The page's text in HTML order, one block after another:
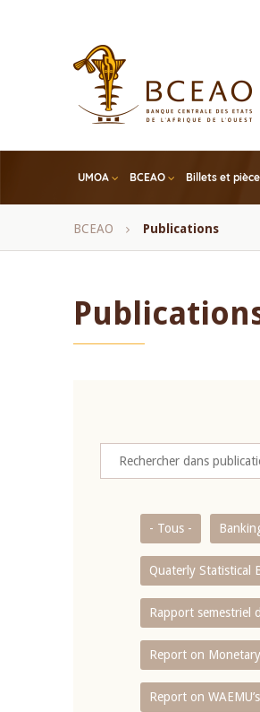
UMOA BCEAO Billets et
Fil
BCEAO Publications
- Tous -
Quaterly Statistical
Rapport semestriel
Report on
Report on